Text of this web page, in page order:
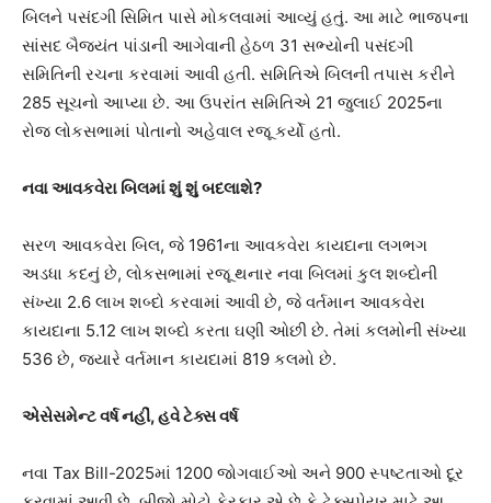
બિલને પસંદગી સિમિત પાસે મોકલવામાં આવ્યું હતું. આ માટે ભાજપના
સાંસદ બૈજયંત પાંડાની આગેવાની હેઠળ 31 સભ્યોની પસંદગી
સમિતિની રચના કરવામાં આવી હતી. સમિતિએ બિલની તપાસ કરીને
285 સૂચનો આપ્યા છે. આ ઉપરાંત સમિતિએ 21 જુલાઈ 2025ના
રોજ લોકસભામાં પોતાનો અહેવાલ રજૂ કર્યો હતો.
નવા આવકવેરા બિલમાં શું શું બદલાશે?
સરળ આવકવેરા બિલ, જે 1961ના આવકવેરા કાયદાના લગભગ
અડધા કદનું છે, લોકસભામાં રજૂ થનાર નવા બિલમાં કુલ શબ્દોની
સંખ્યા 2.6 લાખ શબ્દો કરવામાં આવી છે, જે વર્તમાન આવકવેરા
કાયદાના 5.12 લાખ શબ્દો કરતા ઘણી ઓછી છે. તેમાં કલમોની સંખ્યા
536 છે, જ્યારે વર્તમાન કાયદામાં 819 કલમો છે.
એસેસમેન્ટ વર્ષ નહીં, હવે ટેક્સ વર્ષ
નવા Tax Bill-2025માં 1200 જોગવાઈઓ અને 900 સ્પષ્ટતાઓ દૂર